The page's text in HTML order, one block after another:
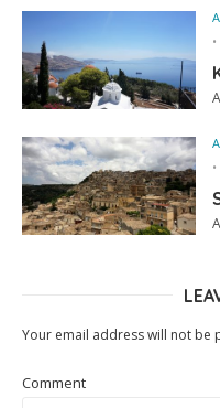
Your email address will not be
Comment